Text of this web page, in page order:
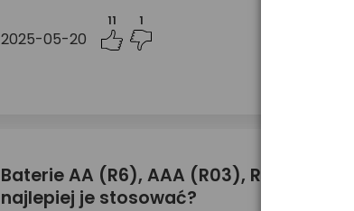
2025-05-20
11 1
Baterie AA (R6), AAA (R03), R14, R20 –
najlepiej je stosować?